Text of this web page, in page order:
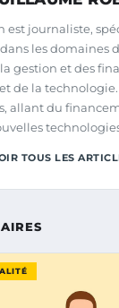
est journaliste,
les domaines
gestion et des
de la
allant du
TOUS LES